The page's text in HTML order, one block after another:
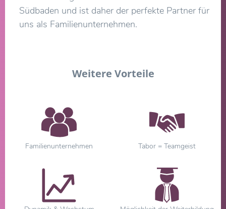
Südbaden und ist daher der perfekte Partner für
uns als Familienunternehmen.
Weitere Vorteile
Familienunternehmen Tabor = Teamgeist